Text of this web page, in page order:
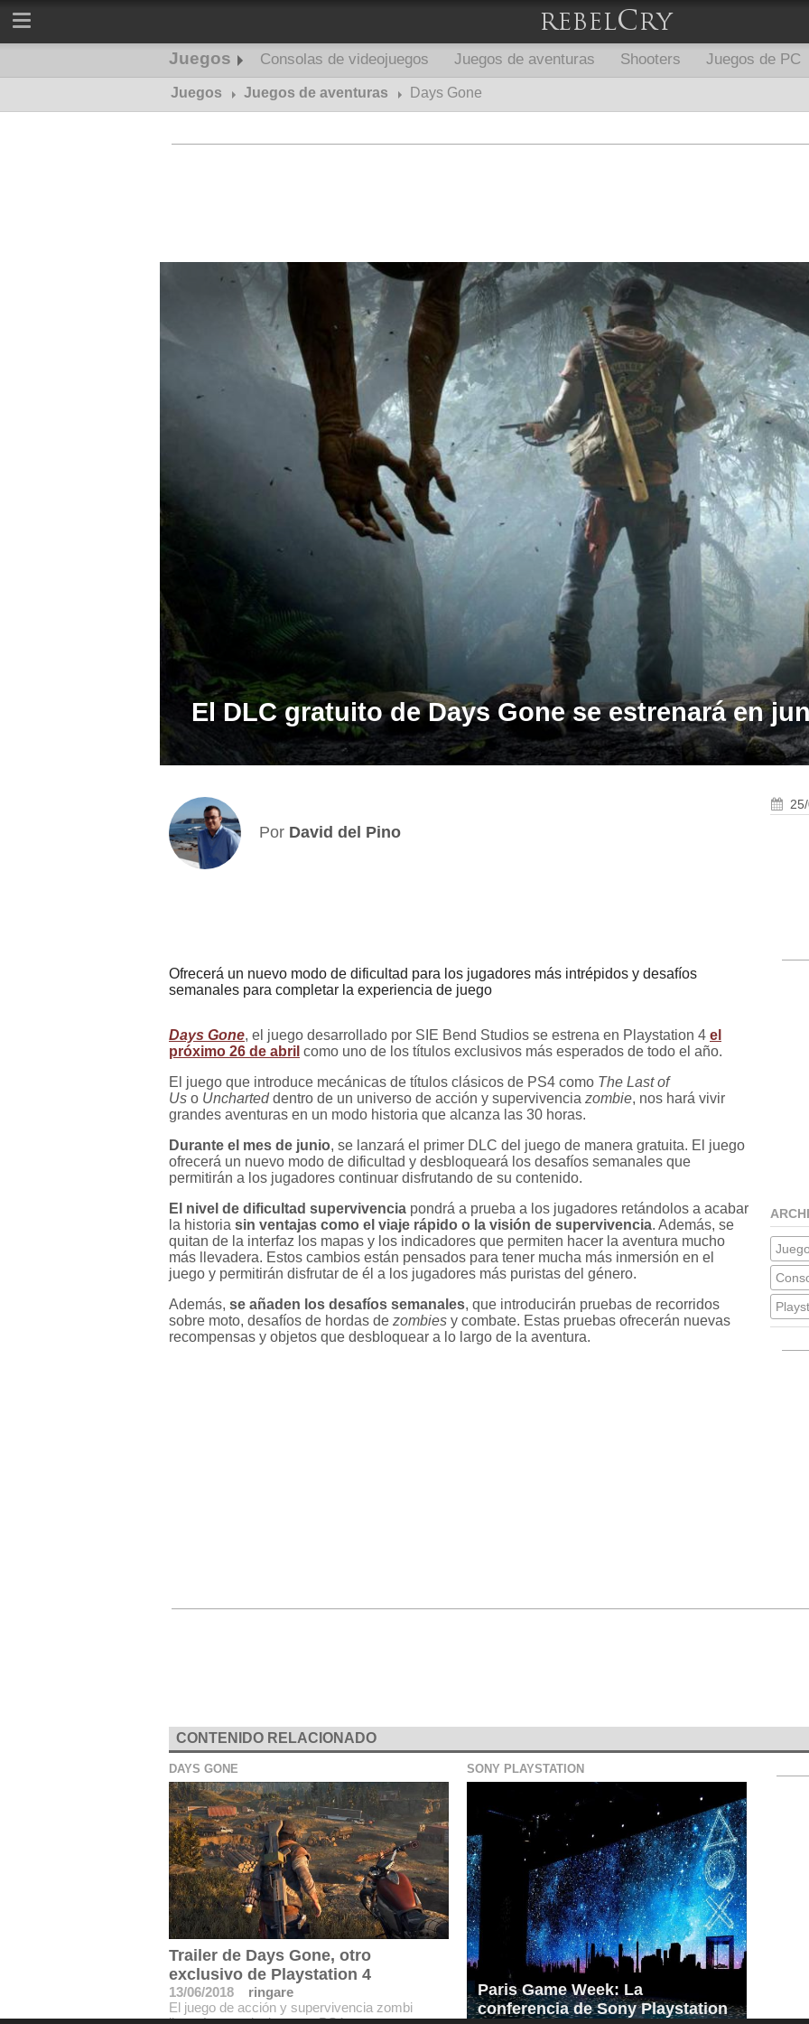
Juegos Consolas de videojuegos Juegos de aventuras Shooters Juegos de PC
Juegos Juegos de aventuras Days Gone
El DLC gratuito de Days Gone se estrenará en
Por David del Pino
Ofrecerá un nuevo modo de dificultad para los jugadores más intrépidos y desafíos
semanales para completar la experiencia de juego
Days Gone, el juego desarrollado por SIE Bend Studios se estrena en Playstation 4 el
próximo 26 de abril como uno de los títulos exclusivos más esperados de todo el año.
El juego que introduce mecánicas de títulos clásicos de PS4 como The Last of
Us o Uncharteddentro de un universo de acción y supervivencia zombie, nos hará vivir
grandes aventuras en un modo historia que alcanza las 30 horas.
Durante el mes de junio, se lanzará el primer DLC del juego de manera gratuita. El juego
ofrecerá un nuevo modo de dificultad y desbloqueará los desafíos semanales que
permitirán a los jugadores continuar disfrutando de su contenido.
El nivel de dificultad supervivencia pondrá a prueba a los jugadores retándolos a acabar
la historia sin ventajas como el viaje rápido o la visión de supervivencia. Además, se
quitan de la interfaz los mapas y los indicadores que permiten hacer la aventura mucho
más llevadera. Estos cambios están pensados para tener mucha más inmersión en el
juego y permitirán disfrutar de él a los jugadores más puristas del género.
Además, se añaden los desafíos semanales, que introducirán pruebas de recorridos
sobre moto, desafíos de hordas de zombies y combate. Estas pruebas ofrecerán nuevas
recompensas y objetos que desbloquear a lo largo de la aventura.
CONTENIDO RELACIONADO
DAYS GONE
Trailer de Days Gone, otro
exclusivo de Playstation 4
13/06/2018
ringare
El juego de acción y supervivencia zombi
SONY PLAYSTATION
Paris Game Week: La
conferencia de Sony Playstation